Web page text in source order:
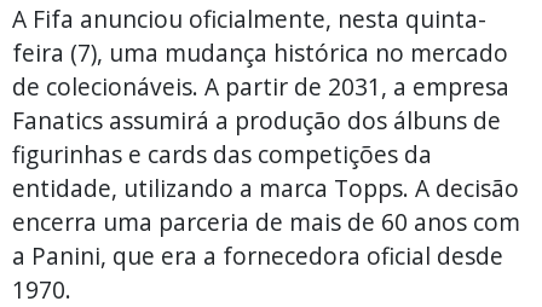
A Fifa anunciou oficialmente, nesta quinta-
feira (7), uma mudança histórica no mercado
de colecionáveis. A partir de 2031, a empresa
Fanatics assumirá a produção dos álbuns de
figurinhas e cards das competições da
entidade, utilizando a marca Topps. A decisão
encerra uma parceria de mais de 60 anos com
a Panini, que era a fornecedora oficial desde
1970.